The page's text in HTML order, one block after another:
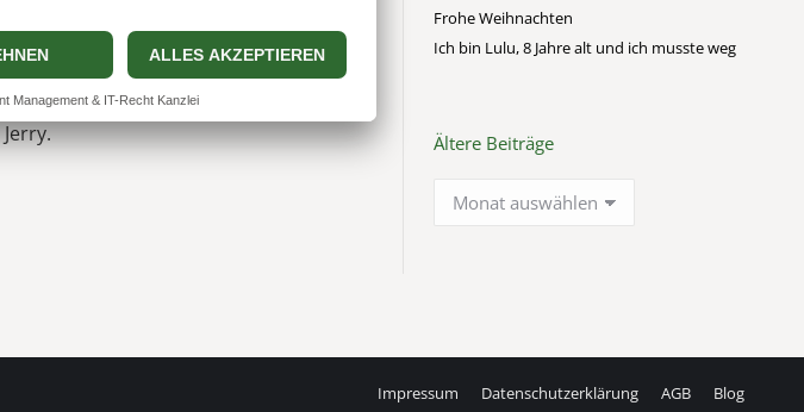
und haben mir gezeigt wie ich so einen
würden. Jerry war 3 Jahre alt,
dachte nicht das Jerry zu mir passt,
Besten Hund der Welt und
Frohe Weihnachten
Ich bin Lulu, 8 Jahre alt und ich musste weg
Ältere Beiträge
Beiträge
Impressum Datenschutzerklärung AGB Blog